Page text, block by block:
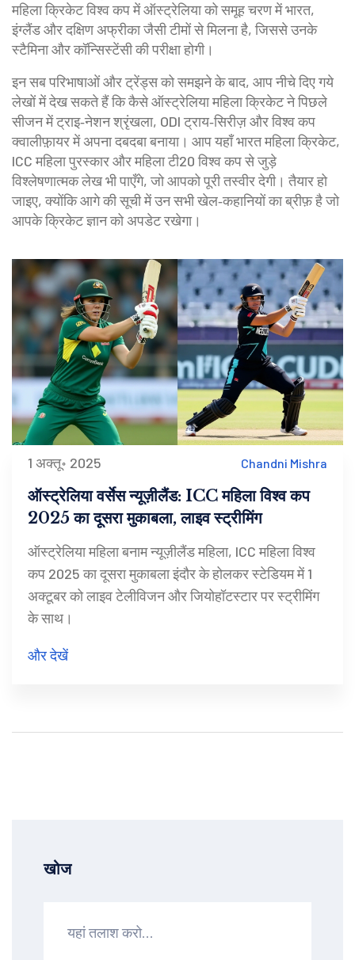
महिला क्रिकेट विश्व कप में ऑस्ट्रेलिया को समूह चरण में भारत,
इंग्लैंड और दक्षिण अफ्रीका जैसी टीमों से मिलना है, जिससे उनके
स्टैमिना और कॉन्सिस्टेंसी की परीक्षा होगी।
इन सब परिभाषाओं और ट्रेंड्स को समझने के बाद, आप नीचे दिए गये
लेखों में देख सकते हैं कि कैसे ऑस्ट्रेलिया महिला क्रिकेट ने पिछले
सीजन में ट्राइ‑नेशन श्रृंखला, ODI ट्राय‑सिरीज़ और विश्व कप
क्वालीफ़़ायर में अपना दबदबा बनाया। आप यहाँ भारत महिला क्रिकेट,
ICC महिला पुरस्कार और महिला टी20 विश्व कप से जुड़े
विश्लेषणात्मक लेख भी पाएँगे, जो आपको पूरी तस्वीर देगी। तैयार हो
जाइए, क्योंकि आगे की सूची में उन सभी खेल‑कहानियों का ब्रीफ़ है जो
आपके क्रिकेट ज्ञान को अपडेट रखेगा।
1 अक्तू॰ 2025 Chandni Mishra
ऑस्ट्रेलिया वर्सेस न्यूज़ीलैंड: ICC महिला विश्व कप
2025 का दूसरा मुकाबला, लाइव स्ट्रीमिंग
ऑस्ट्रेलिया महिला बनाम न्यूज़ीलैंड महिला, ICC महिला विश्व
कप 2025 का दूसरा मुकाबला इंदौर के होलकर स्टेडियम में 1
अक्टूबर को लाइव टेलीविजन और जियोहॉटस्टार पर स्ट्रीमिंग
के साथ।
और देखें
खोज